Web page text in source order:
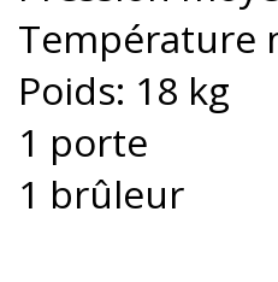
Température
Poids: 18 kg
1 porte
1 brûleur